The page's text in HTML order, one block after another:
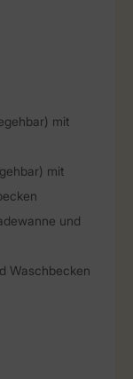
mit
mit
und
Waschbecken